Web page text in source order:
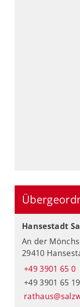
Hansestadt
An der
29410
+49 3901 65 0
+49 3901 65